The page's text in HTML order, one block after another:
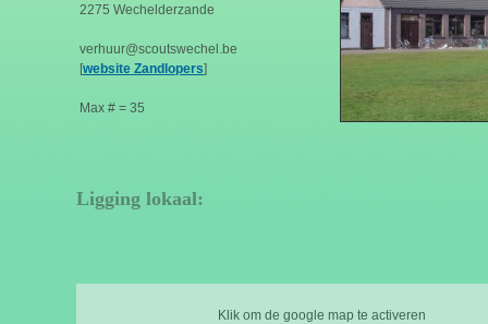
2275 Wechelderzande
verhuur@scoutswechel.be
[website Zandlopers]
Max # = 35
Ligging lokaal:
Klik om de google map te activeren